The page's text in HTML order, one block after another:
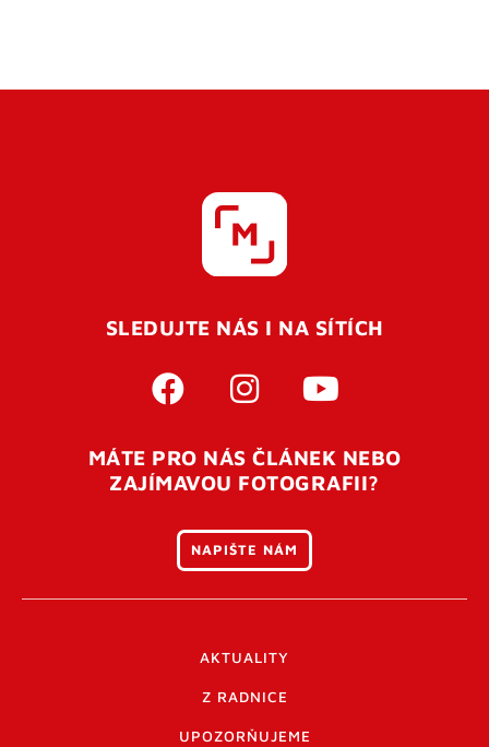
Pro úspěšné dokončení registrace je potřeba
vaší e-mailovouadresu. Po úspěšném odeslání
otevření tohoto odkazu se váš účet ověří a můžete se
přihlásit. Nezapomeňte zkontrolovat složku SPAM ve
SLEDUJTE NÁS I NA SÍTÍCH
MÁTE PRO NÁS ČLÁNEK NEBO
ZAJÍMAVOU FOTOGRAFII?
NAPIŠTE NÁM
AKTUALITY
Z RADNICE
UPOZORŇUJEME